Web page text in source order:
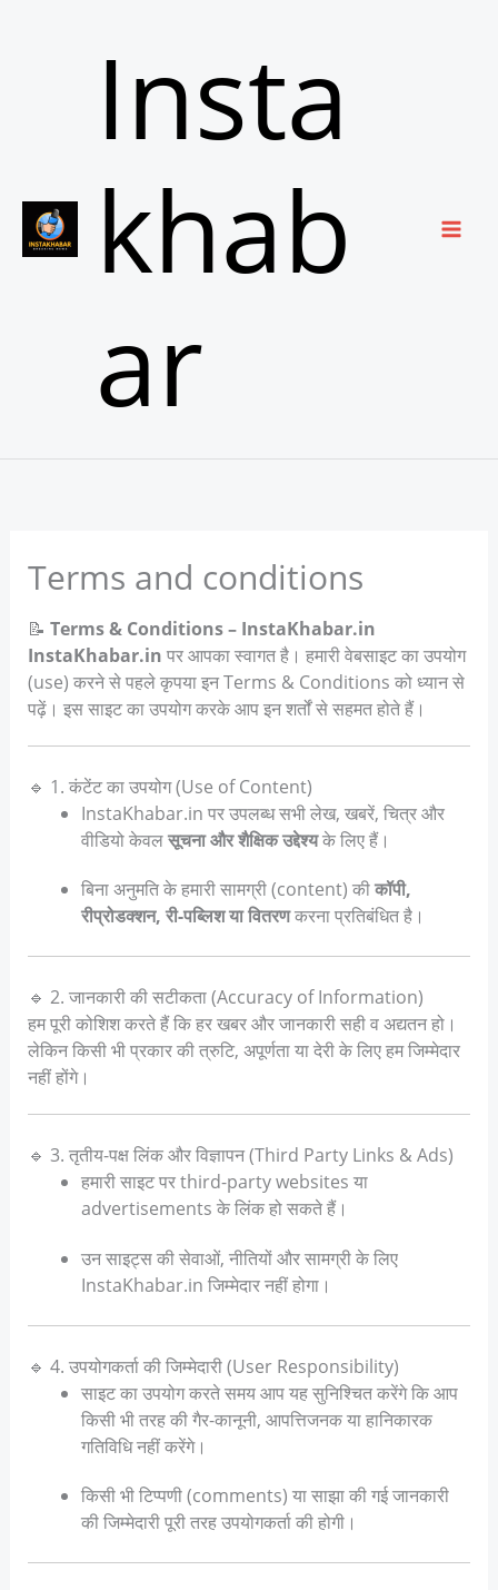
Insta
khab
ar
Terms and conditions
📝 Terms & Conditions – InstaKhabar.in
InstaKhabar.in पर आपका स्वागत है। हमारी वेबसाइट का उपयोग
(use) करने से पहले कृपया इन Terms & Conditions को ध्यान से
पढ़ें। इस साइट का उपयोग करके आप इन शर्तों से सहमत होते हैं।
🔹 1. कंटेंट का उपयोग (Use of Content)
InstaKhabar.in पर उपलब्ध सभी लेख, खबरें, चित्र और
वीडियो केवलसूचना और शैक्षिक उद्देश्यके लिए हैं।
बिना अनुमति के हमारी सामग्री (content) कीकॉपी,
रीप्रोडक्शन, री-पब्लिश या वितरणकरना प्रतिबंधित है।
🔹 2. जानकारी की सटीकता (Accuracy of Information)
हम पूरी कोशिश करते हैं कि हर खबर और जानकारी सही व अद्यतन हो।
लेकिन किसी भी प्रकार की त्रुटि, अपूर्णता या देरी के लिए हम जिम्मेदार
नहीं होंगे।
🔹 3. तृतीय-पक्ष लिंक और विज्ञापन (Third Party Links & Ads)
हमारी साइट पर third-party websites या
advertisements के लिंक हो सकते हैं।
उन साइट्स की सेवाओं, नीतियों और सामग्री के लिए
InstaKhabar.in जिम्मेदार नहीं होगा।
🔹 4. उपयोगकर्ता की जिम्मेदारी (User Responsibility)
साइट का उपयोग करते समय आप यह सुनिश्चित करेंगे कि आप
किसी भी तरह की गैर-कानूनी, आपत्तिजनक या हानिकारक
गतिविधि नहीं करेंगे।
किसी भी टिप्पणी (comments) या साझा की गई जानकारी
की जिम्मेदारी पूरी तरह उपयोगकर्ता की होगी।